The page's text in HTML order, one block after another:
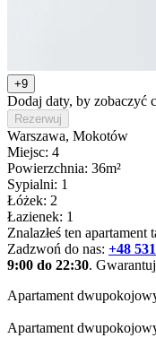
+9
Dodaj daty, by zobaczyć
Rezerwuj
Warszawa, Mokotów
Miejsc: 4
Powierzchnia: 36m²
Sypialni: 1
Łóżek: 2
Łazienek: 1
Znalazłeś ten apartament
Zadzwoń do nas: +48
9:00 do 22:30.
Apartament
Apartament